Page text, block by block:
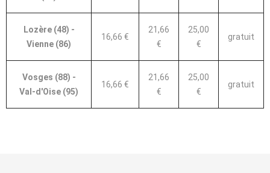
Lozère (48) -
Vienne (86)
16,66 €
21,66
€
25,00
€
gratuit
Vosges (88) -
Val-d'Oise (95)
16,66 €
21,66
€
25,00
€
gratuit